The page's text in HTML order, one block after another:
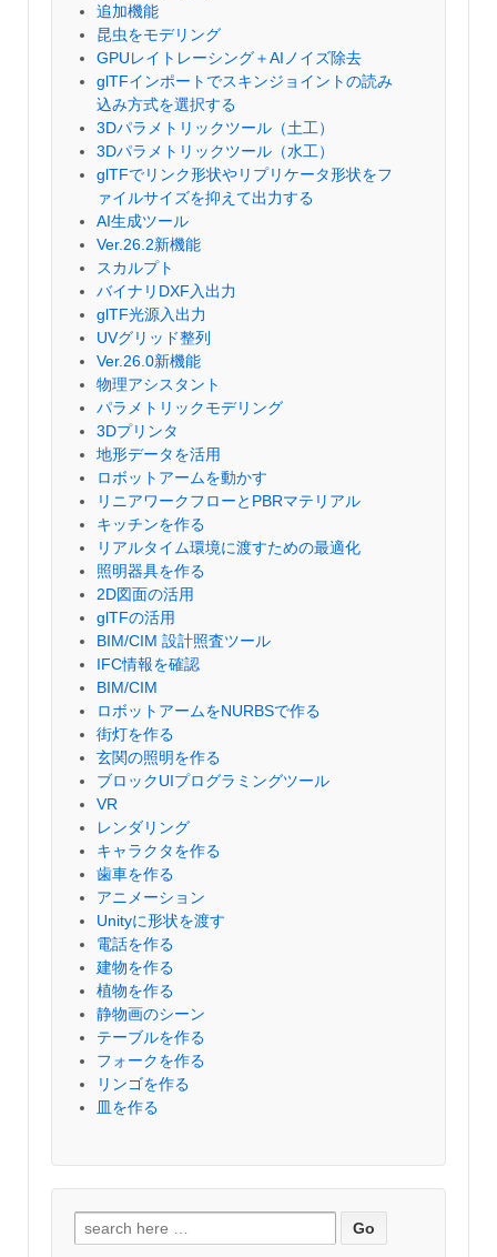
追加機能
昆虫をモデリング
GPUレイトレーシング＋AIノイズ除去
glTFインポートでスキンジョイントの読み
込み方式を選択する
3Dパラメトリックツール（土工）
3Dパラメトリックツール（水工）
glTFでリンク形状やリプリケータ形状をフ
ァイルサイズを抑えて出力する
AI生成ツール
Ver.26.2新機能
スカルプト
バイナリDXF入出力
glTF光源入出力
UVグリッド整列
Ver.26.0新機能
物理アシスタント
パラメトリックモデリング
3Dプリンタ
地形データを活用
ロボットアームを動かす
リニアワークフローとPBRマテリアル
キッチンを作る
リアルタイム環境に渡すための最適化
照明器具を作る
2D図面の活用
glTFの活用
BIM/CIM 設計照査ツール
IFC情報を確認
BIM/CIM
ロボットアームをNURBSで作る
街灯を作る
玄関の照明を作る
ブロックUIプログラミングツール
VR
レンダリング
キャラクタを作る
歯車を作る
アニメーション
Unityに形状を渡す
電話を作る
建物を作る
植物を作る
静物画のシーン
テーブルを作る
フォークを作る
リンゴを作る
皿を作る
索